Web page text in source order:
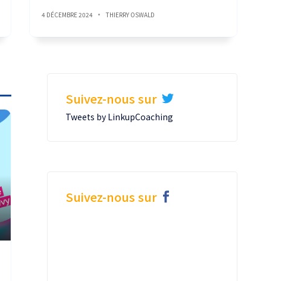
4 DÉCEMBRE 2024 THIERRY OSWALD
Suivez-nous sur
Tweets by LinkupCoaching
Suivez-nous sur